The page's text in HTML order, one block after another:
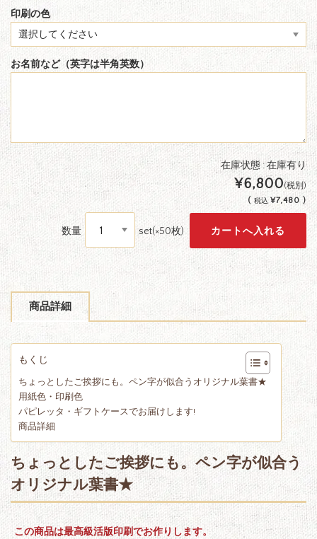
印刷の色
お名前など（英字は半角英数）
在庫状態 : 在庫有り
¥6,800(税別)
( 税込 ¥7,480 )
数量 set(×50枚)
商品詳細
もくじ
ちょっとしたご挨拶にも。ペン字が似合うオリジナル葉書★
用紙色・印刷色
パピレッタ・ギフトケースでお届けします!
商品詳細
ちょっとしたご挨拶にも。ペン字が似合う
オリジナル葉書★
この商品は最高級活版印刷でお作りします。